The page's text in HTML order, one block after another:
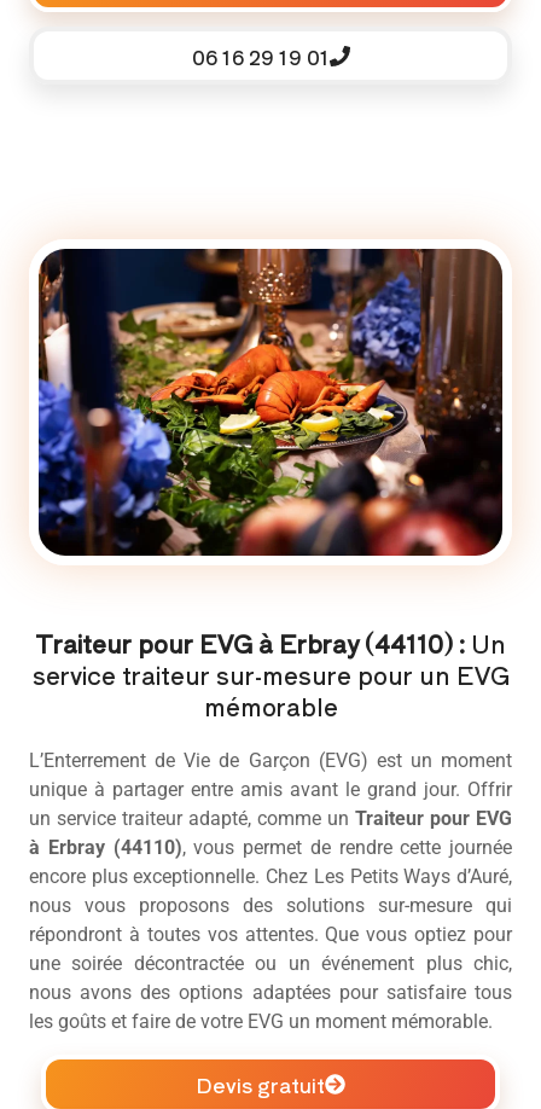
06 16 29 19 01
Traiteur pour EVG à Erbray (44110) : Un
service traiteur sur-mesure pour un EVG
mémorable
L’Enterrement de Vie de Garçon (EVG) est un moment
unique à partager entre amis avant le grand jour. Offrir
un service traiteur adapté, comme un Traiteur pour EVG
à Erbray (44110), vous permet de rendre cette journée
encore plus exceptionnelle. Chez Les Petits Ways d’Auré,
nous vous proposons des solutions sur-mesure qui
répondront à toutes vos attentes. Que vous optiez pour
une soirée décontractée ou un événement plus chic,
nous avons des options adaptées pour satisfaire tous
les goûts et faire de votre EVG un moment mémorable.
Devis gratuit